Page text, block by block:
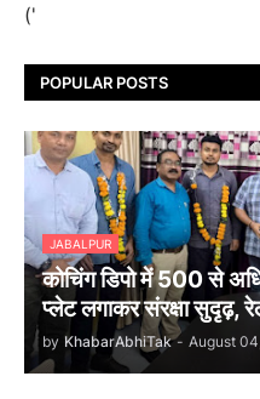
('
POPULAR POSTS
JABALPUR
कोचिंग डिपो में 500 से
प्लेट लगाकर संरक्षा सुदृढ़,
by KhabarAbhiTak - August